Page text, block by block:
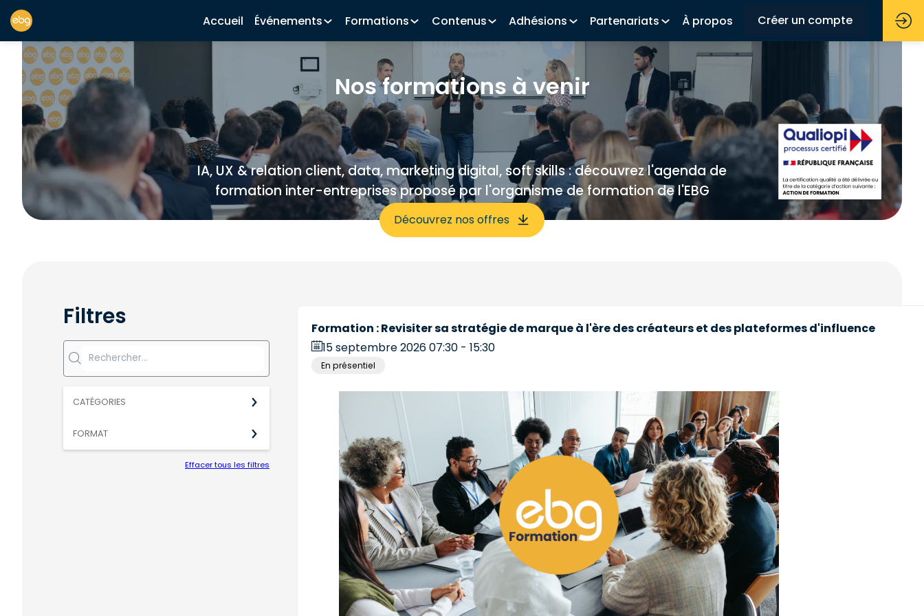
Accueil Événements Formations Contenus Adhésions Partenariats À propos Créer un compte
Nos formations à venir
IA, UX & relation client, data, marketing digital, soft skills : découvrez l'agenda de
formation inter-entreprises proposé par l'organisme de formation de l'EBG
Découvrez nos offres
Filtres
CATÉGORIES
FORMAT
Effacer tous les filtres
Formation : Revisiter sa stratégie de marque à l'ère des créateurs et des plateformes d'influence
15 septembre 2026 07:30 - 15:30
En présentiel